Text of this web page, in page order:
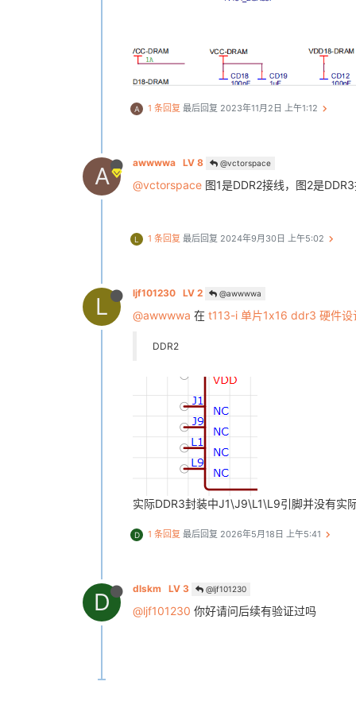
A 1 条回复 最后回复 2023年11月2日 上午1:12
A awwwwa LV 8 @vctorspace
@vctorspace 图1是DDR2接线，图2是
L 1 条回复 最后回复 2024年9月30日 上午5:02
L ljf101230 LV 2 @awwwwa
@awwwwa 在 t113-i 单片1x16 ddr3 硬件设
DDR2
实际DDR3封装中J1\J9\L1\L9引脚并没有实
D 1 条回复 最后回复 2026年5月18日 上午5:41
D dlskm LV 3 @ljf101230
@ljf101230 你好请问后续有验证过吗